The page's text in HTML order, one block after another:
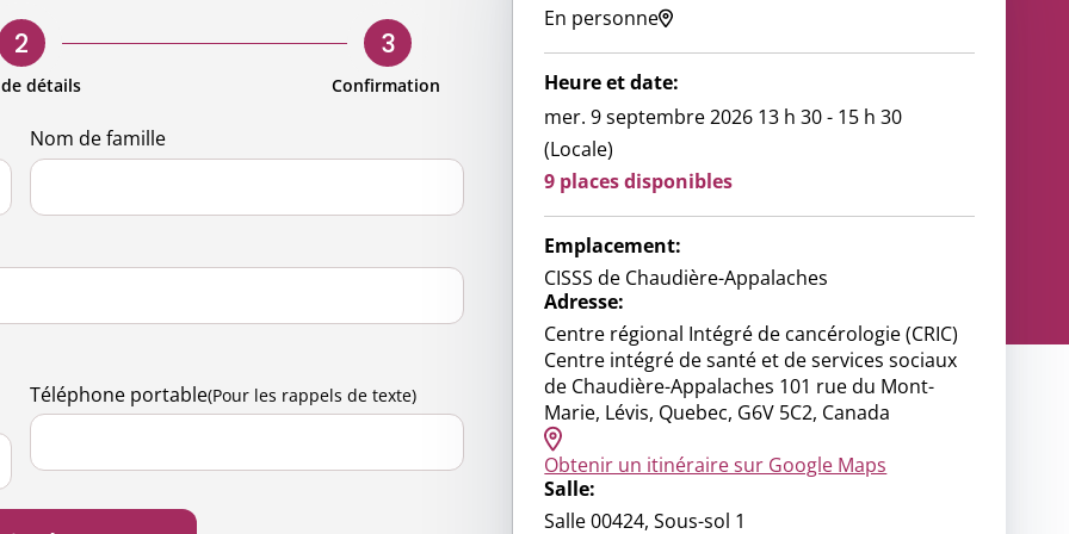
hommes
santé
d'entreprise
nature
et activités
bénévoles
Accès pour les bénévoles
Gouvernance
Présence mondiale
Contactez-nous
2
détails
3
Confirmation
Nom de famille
Téléphone portable(Pour les rappels de texte)
En personne
Heure et date:
mer. 9 septembre 2026 13 h 30 - 15 h 30
(Locale)
9 places disponibles
Emplacement:
CISSS de Chaudière-Appalaches
Adresse:
Centre régional Intégré de cancérologie (CRIC)
Centre intégré de santé et de services sociaux
de Chaudière-Appalaches 101 rue du Mont-
Marie, Lévis, Quebec, G6V 5C2, Canada
Obtenir un itinéraire sur Google Maps
Salle:
Salle 00424, Sous-sol 1